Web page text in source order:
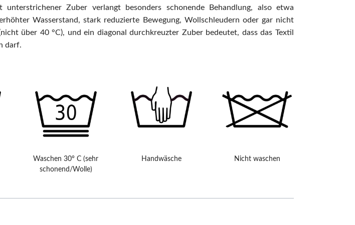
Zuber verlangt besonders schonende Behandlung, also etwa
Wasserstand, stark reduzierte Bewegung, Wollschleudern oder gar nicht
über 40 °C), und ein diagonal durchkreuzter Zuber bedeutet, dass das Textil
darf.
Waschen 30° C (sehr
schonend/Wolle)
Handwäsche Nicht waschen